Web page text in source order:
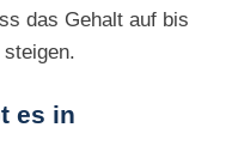
das Gehalt auf bis
es in